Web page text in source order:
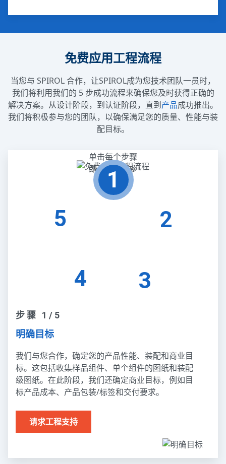
免费应用工程流程
当您与 SPIROL 合作，让SPIROL成为您技术团队一员时，
我们将利用我们的 5 步成功流程来确保您及时获得正确的
解决方案。从设计阶段，到认证阶段，直到产品成功推出。
我们将积极参与您的团队，以确保满足您的质量、性能与装
配目标。
单击每个步骤
即可了解更多
1
2
3
4
5
步骤 1/5
明确目标
我们与您合作，确定您的产品性能、装配和商业目
标。这包括收集样品组件、单个组件的图纸和装配
级图纸。在此阶段，我们还确定商业目标，例如目
标产品成本、产品包装/标签和交付要求。
请求工程支持